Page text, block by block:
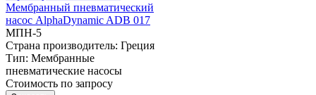
Мембранный пневматический
насос AlphaDynamic ADB 017
МПН-5
Страна производитель: Греция
Тип: Мембранные
пневматические насосы
Стоимость по запросу